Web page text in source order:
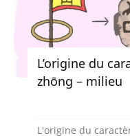
L’origine du
zhōng – milieu
L'origine du